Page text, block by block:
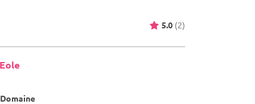
5.0 (2)